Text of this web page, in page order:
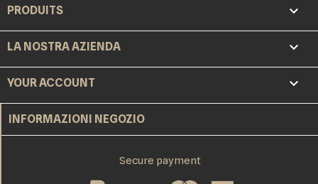
PRODUITS 
LA NOSTRA AZIENDA 
YOUR ACCOUNT 
INFORMAZIONI NEGOZIO
Secure payment